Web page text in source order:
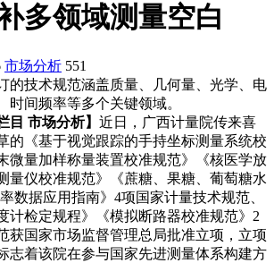
多领域测量空白
市场分析 551
的技术规范涵盖质量、几何量、光学、电
时间频率等多个关键领域。
目 市场分析】 近日，广西计量院传来喜
的《基于视觉跟踪的手持坐标测量系统校
微量加样称量装置校准规范》《核医学放
量仪校准规范》《蔗糖、果糖、葡萄糖水
数据应用指南》4项国家计量技术规范、
计检定规程》《模拟断路器校准规范》2
获国家市场监督管理总局批准立项，立项
志着该院在参与国家先进测量体系构建方